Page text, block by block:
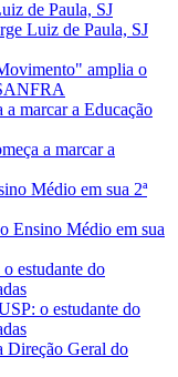
Luiz de Paula, SJ
amplia o
a marcar a
Ensino Médio em sua
o estudante do